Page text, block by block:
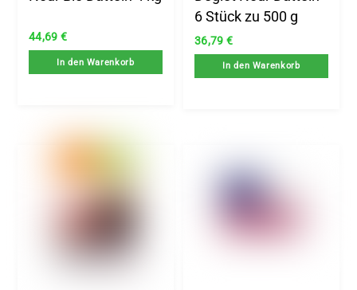
44,69 €
In den Warenkorb
6 Stück zu 500 g
36,79 €
In den Warenkorb